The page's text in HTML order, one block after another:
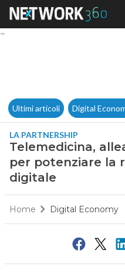
Ultimi articoli Digital
LA PARTNERSHIP
Telemedicina,
per potenziare la
digitale
Home Digital Economy